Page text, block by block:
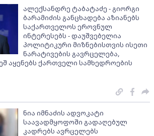
ალექსანდრე ტაბატაძე - გიორგი
ბარამიძის განცხადება აზიანებს
საქართველოს ეროვნულ
ინტერესებს - დაუშვებელია
პოლიტიკური მიზნებისთვის ისეთი
ნარატივების გავრცელება,
აყენებს ქართველი სამხედროების
ნია იმნაძის ადვოკატი
საავადმყოფოში გადაღებულ
კადრებს ავრცელებს